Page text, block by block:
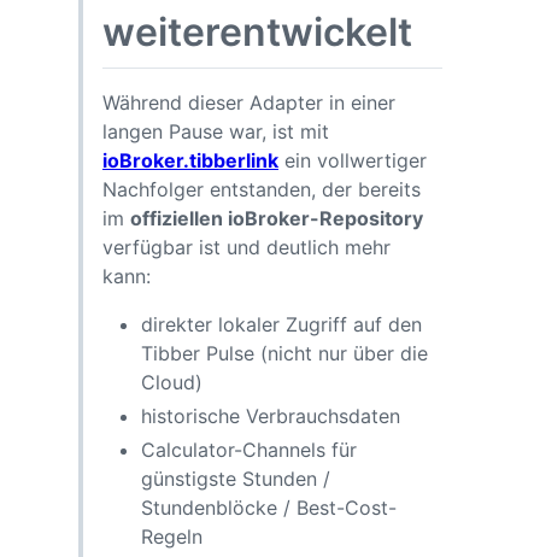
weiterentwickelt
Während dieser Adapter in einer
langen Pause war, ist mit
ioBroker.tibberlink ein vollwertiger
Nachfolger entstanden, der bereits
im offiziellen ioBroker-Repository
verfügbar ist und deutlich mehr
kann:
direkter lokaler Zugriff auf den
Tibber Pulse (nicht nur über die
Cloud)
historische Verbrauchsdaten
Calculator-Channels für
günstigste Stunden /
Stundenblöcke / Best-Cost-
Regeln